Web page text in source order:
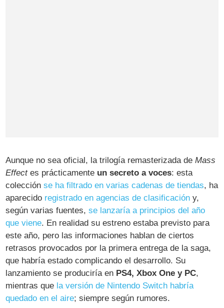
Aunque no sea oficial, la trilogía remasterizada deMass
Effectes prácticamente un secreto a voces: esta
colecciónse ha filtrado en varias cadenas de tiendas, ha
aparecido registrado en agencias de clasificación y,
según varias fuentes,se lanzaría a principios del año
que viene. En realidad su estreno estaba previsto para
este año, pero las informaciones hablan de ciertos
retrasos provocados por la primera entrega de la saga,
que habría estado complicando el desarrollo. Su
lanzamiento se produciría en PS4, Xbox One y PC,
mientras que la versión de Nintendo Switch habría
quedado en el aire; siempre según rumores.